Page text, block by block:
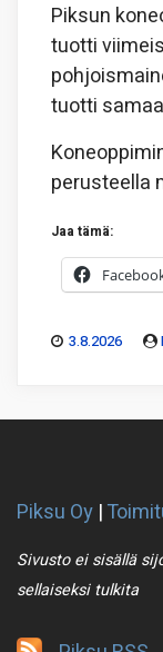
Piksun
tuotti
tuotti
perusteella
Jaa tämä:
3.8.2026
Piksu Oy |
Sivusto ei sisällä
sellaiseksi tulkita